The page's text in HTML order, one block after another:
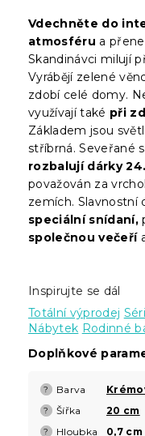
Vdechněte do
atmosféru a
Skandinávci milují
Vyrábějí zelené
zdobí celé domy.
využívají také při
Základem jsou
stříbrná. Seveřané
rozbalují dárky
považován za
zemích. Slavnostní
speciální snídaní,
společnou večeří
Inspirujte se dál
Totální výprodej
Nábytek Rodinné
Doplňkové
? Barva
? Šířka 20 cm
? Hloubka 0,7 cm